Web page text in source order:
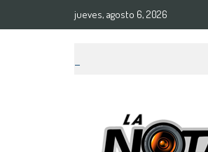
jueves, agosto 6, 2026